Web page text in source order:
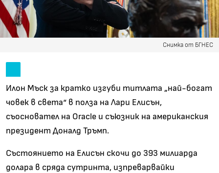
Снимка от БГНЕС
Илон Мъск за кратко изгуби титлата „най-богат
човек в света“ в полза на Лари Елисън,
съосновател на Oracle и съюзник на американския
президент Доналд Тръмп.
Състоянието на Елисън скочи до 393 милиарда
долара в сряда сутринта, изпреварвайки